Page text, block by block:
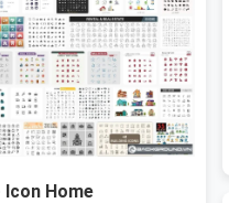
Icon Home